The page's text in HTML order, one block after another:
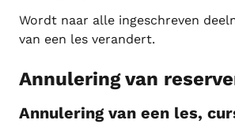
Wordt naar alle ingeschreven
van een les verandert.
Annulering van
Annulering van een les,